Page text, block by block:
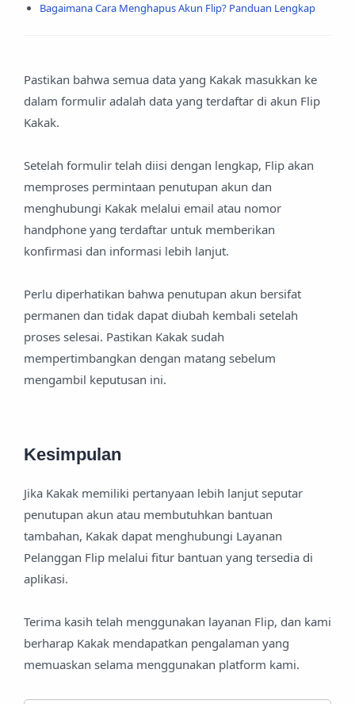
Bagaimana Cara Menghapus Akun Flip? Panduan Lengkap
Pastikan bahwa semua data yang Kakak masukkan ke
dalam formulir adalah data yang terdaftar di akun Flip
Kakak.
Setelah formulir telah diisi dengan lengkap, Flip akan
memproses permintaan penutupan akun dan
menghubungi Kakak melalui email atau nomor
handphone yang terdaftar untuk memberikan
konfirmasi dan informasi lebih lanjut.
Perlu diperhatikan bahwa penutupan akun bersifat
permanen dan tidak dapat diubah kembali setelah
proses selesai. Pastikan Kakak sudah
mempertimbangkan dengan matang sebelum
mengambil keputusan ini.
Kesimpulan
Jika Kakak memiliki pertanyaan lebih lanjut seputar
penutupan akun atau membutuhkan bantuan
tambahan, Kakak dapat menghubungi Layanan
Pelanggan Flip melalui fitur bantuan yang tersedia di
aplikasi.
Terima kasih telah menggunakan layanan Flip, dan kami
berharap Kakak mendapatkan pengalaman yang
memuaskan selama menggunakan platform kami.